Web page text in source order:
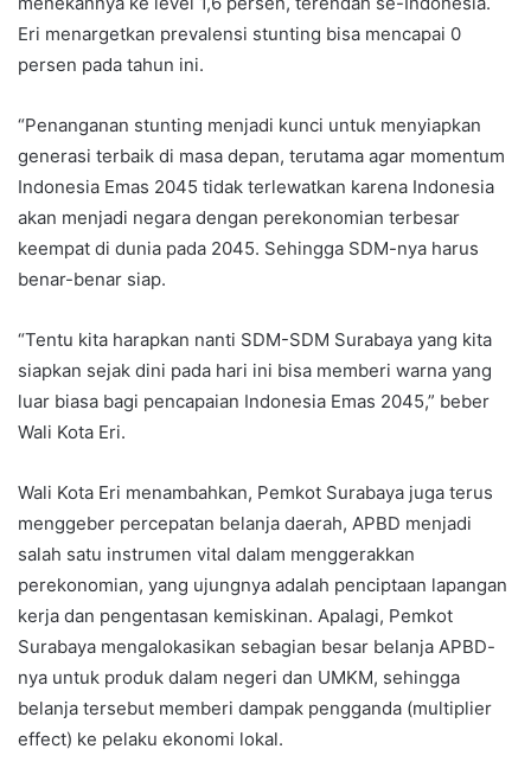
Eri menargetkan prevalensi stunting bisa mencapai 0
persen pada tahun ini.
“Penanganan stunting menjadi kunci untuk menyiapkan
generasi terbaik di masa depan, terutama agar momentum
Indonesia Emas 2045 tidak terlewatkan karena Indonesia
akan menjadi negara dengan perekonomian terbesar
keempat di dunia pada 2045. Sehingga SDM-nya harus
benar-benar siap.
“Tentu kita harapkan nanti SDM-SDM Surabaya yang kita
siapkan sejak dini pada hari ini bisa memberi warna yang
luar biasa bagi pencapaian Indonesia Emas 2045,” beber
Wali Kota Eri.
Wali Kota Eri menambahkan, Pemkot Surabaya juga terus
menggeber percepatan belanja daerah, APBD menjadi
salah satu instrumen vital dalam menggerakkan
perekonomian, yang ujungnya adalah penciptaan lapangan
kerja dan pengentasan kemiskinan. Apalagi, Pemkot
Surabaya mengalokasikan sebagian besar belanja APBD-
nya untuk produk dalam negeri dan UMKM, sehingga
belanja tersebut memberi dampak pengganda (multiplier
effect) ke pelaku ekonomi lokal.